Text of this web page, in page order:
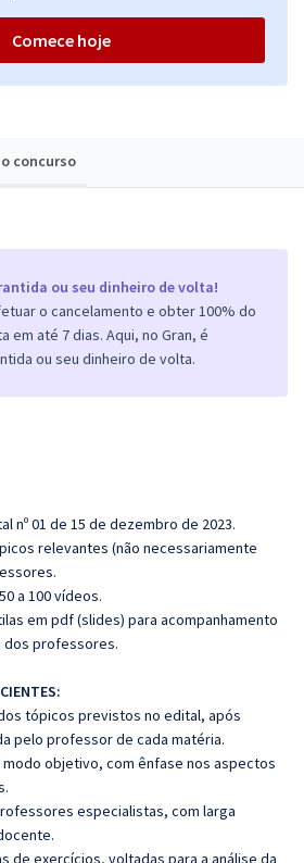
concurso
ou seu dinheiro de volta!
o cancelamento e obter 100% do
em até 7 dias. Aqui, no Gran, é
ou seu dinheiro de volta.
nº 01 de 15 de dezembro de 2023.
relevantes (não necessariamente
a 100 vídeos.
em pdf (slides) para acompanhamento
dos professores.
tópicos previstos no edital, após
pelo professor de cada matéria.
objetivo, com ênfase nos aspectos
especialistas, com larga
de exercícios, voltadas para a análise da
Comece hoje